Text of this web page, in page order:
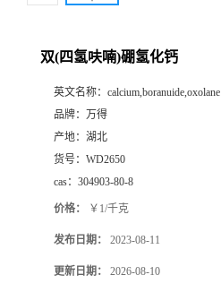
双(四氢呋喃)硼氢化钙
英文名称： calcium,boranuide,oxolane
品牌： 万得
产地： 湖北
货号： WD2650
cas： 304903-80-8
价格： ￥1/千克
发布日期： 2023-08-11
更新日期： 2026-08-10